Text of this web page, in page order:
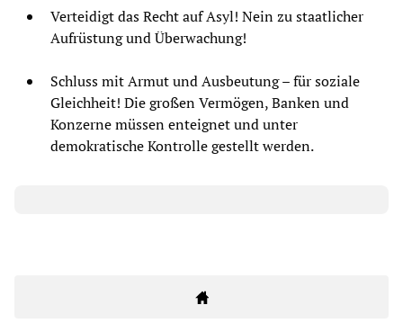
Verteidigt das Recht auf Asyl! Nein zu staatlicher
Aufrüstung und Überwachung!
Schluss mit Armut und Ausbeutung – für soziale
Gleichheit! Die großen Vermögen, Banken und
Konzerne müssen enteignet und unter
demokratische Kontrolle gestellt werden.